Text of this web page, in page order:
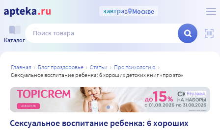
завтрав Москве
Каталог
главная блог проздоровье статьи
про психологию
сексуальное воспитание ребенка: 6 хороших детских книг «про это»
Реклама
Сексуальное воспитание ребенка: 6 хороших